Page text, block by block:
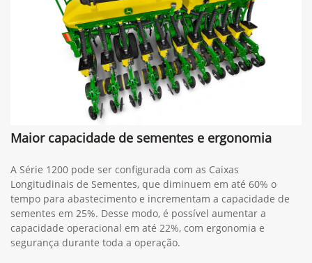
Maior capacidade de sementes e ergonomia
A Série 1200 pode ser configurada com as Caixas
Longitudinais de Sementes, que diminuem em até 60% o
tempo para abastecimento e incrementam a capacidade de
sementes em 25%. Desse modo, é possível aumentar a
capacidade operacional em até 22%, com ergonomia e
segurança durante toda a operação.